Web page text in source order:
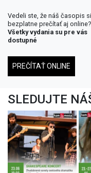
Vedeli ste, že náš časopis
bezplatne prečítať aj online?
Všetky vydania su pre vás
dostupné
PREČÍTAŤ ONLINE
SLEDUJTE